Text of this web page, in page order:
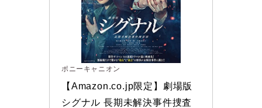
ポニーキャニオン
【Amazon.co.jp限定】劇場版
シグナル 長期未解決事件捜査